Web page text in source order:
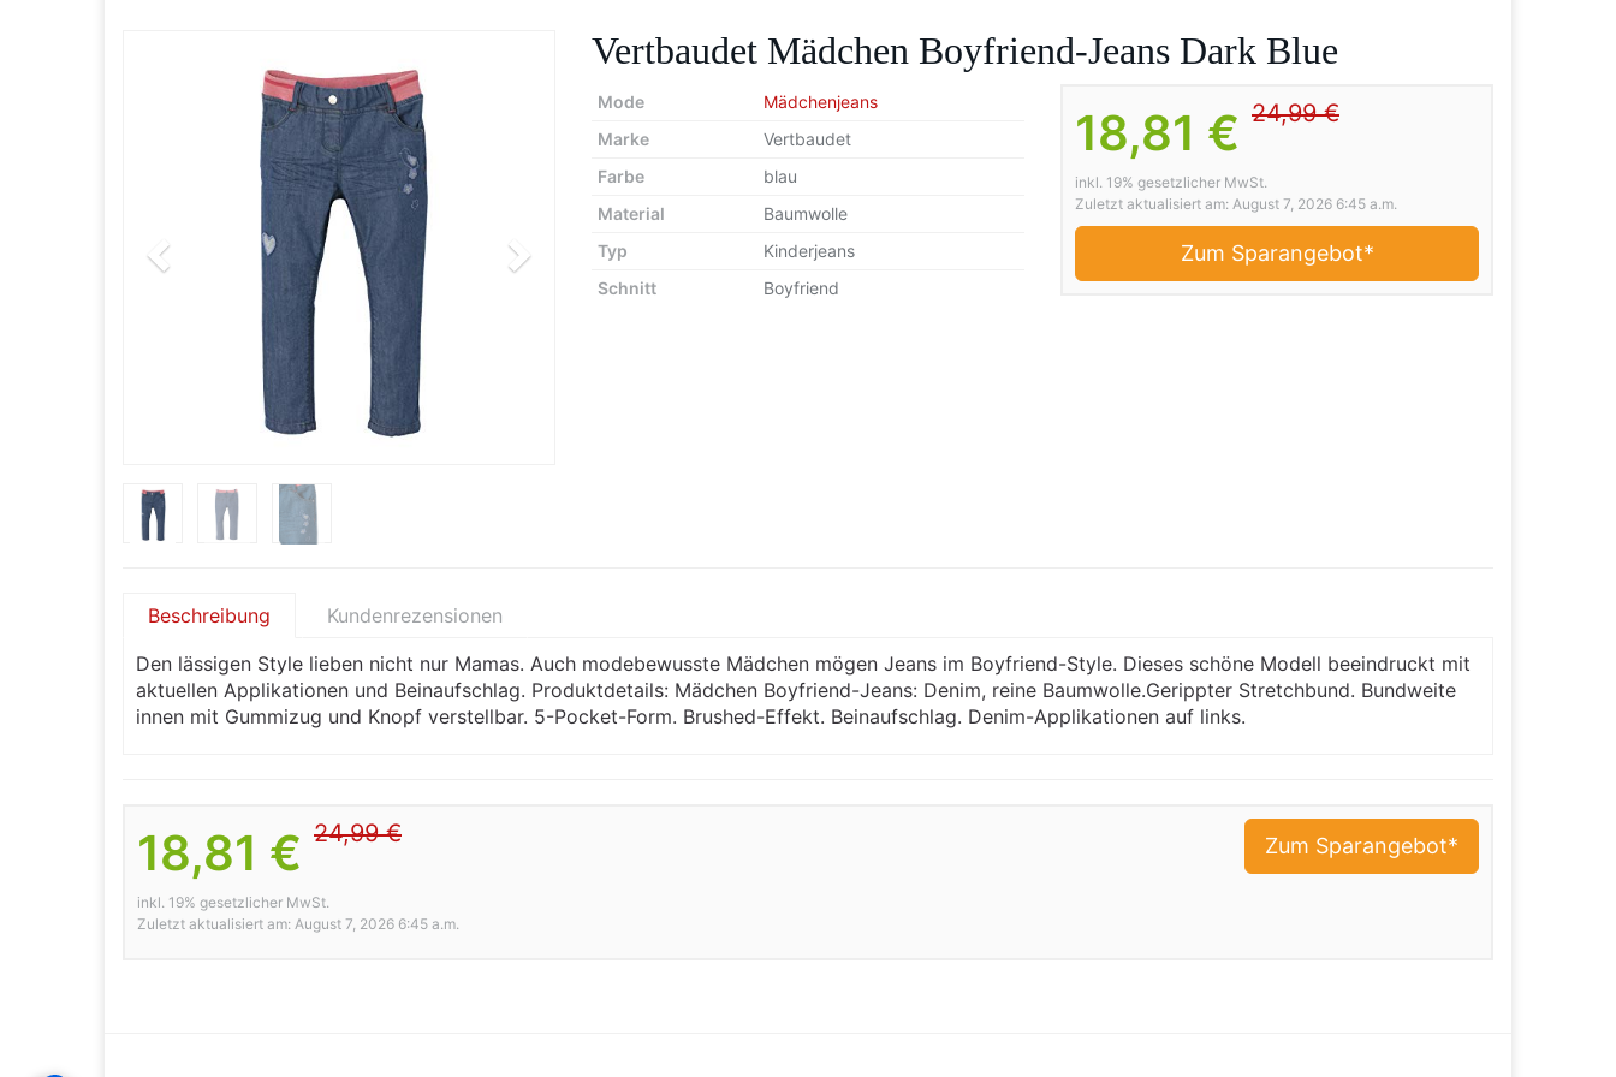
Vertbaudet Mädchen Boyfriend-Jeans Dark Blue
18,81 € 24,99 €
inkl. 19% gesetzlicher MwSt.
Zuletzt aktualisiert am: August 7, 2026 6:45 a.m.
Zum Sparangebot*
Mode
Mädchenjeans
Marke
Vertbaudet
Farbe
blau
Material
Baumwolle
Typ
Kinderjeans
Schnitt
Boyfriend
Beschreibung
Kundenrezensionen
Den lässigen Style lieben nicht nur Mamas. Auch modebewusste Mädchen mögen Jeans im Boyfriend-Style. Dieses schöne Modell beeindruckt mit
aktuellen Applikationen und Beinaufschlag. Produktdetails: Mädchen Boyfriend-Jeans: Denim, reine Baumwolle.Gerippter Stretchbund. Bundweite
innen mit Gummizug und Knopf verstellbar. 5-Pocket-Form. Brushed-Effekt. Beinaufschlag. Denim-Applikationen auf links.
18,81 € 24,99 €
inkl. 19% gesetzlicher MwSt.
Zuletzt aktualisiert am: August 7, 2026 6:45 a.m.
Zum Sparangebot*